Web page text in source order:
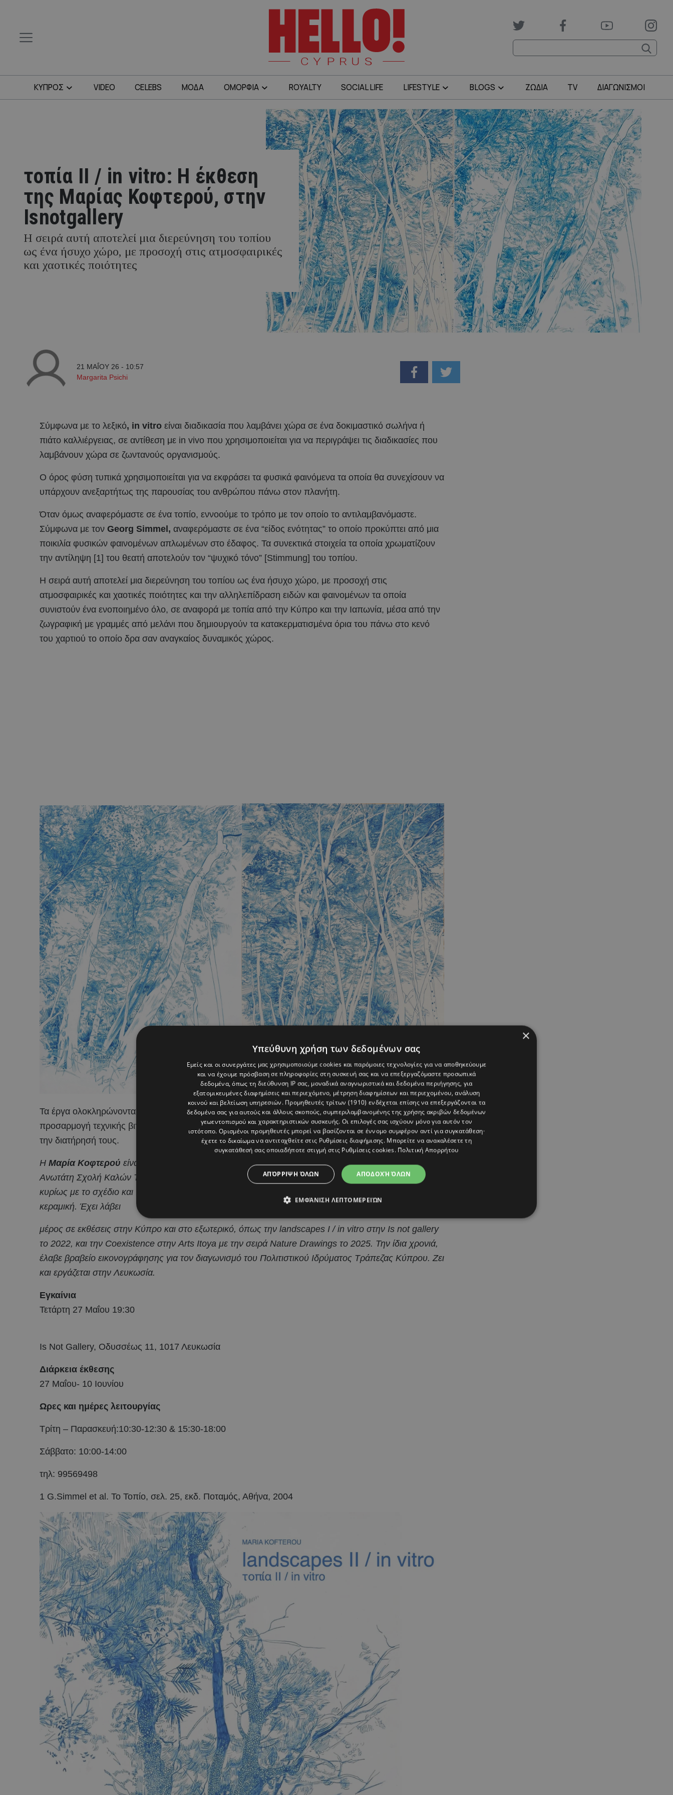
ΚΥΠΡΟΣ VIDEO CELEBS ΜΟΔΑ ΟΜΟΡΦΙΑ ROYALTY SOCIAL LIFE LIFESTYLE BLOGS ΖΩΔΙΑ TV ΔΙΑΓΩΝΙΣΜΟΙ
τοπία II / in vitro: H έκθεση
της Μαρίας Κοφτερού, στην
Isnotgallery
Η σειρά αυτή αποτελεί μια διερεύνηση του τοπίου
ως ένα ήσυχο χώρο, με προσοχή στις ατμοσφαιρικές
και χαοτικές ποιότητες
21 ΜΑΪ́ΟΥ 26 - 10:57
Margarita Psichi
Σύμφωνα με το λεξικό, in vitro είναι διαδικασία που λαμβάνει χώρα σε ένα δοκιμαστικό σωλήνα ή
πιάτο καλλιέργειας, σε αντίθεση με in vivo που χρησιμοποιείται για να περιγράψει τις διαδικασίες που
λαμβάνουν χώρα σε ζωντανούς οργανισμούς.
O όρος φύση τυπικά χρησιμοποιείται για να εκφράσει τα φυσικά φαινόμενα τα οποία θα συνεχίσουν να
υπάρχουν ανεξαρτήτως της παρουσίας του ανθρώπου πάνω στον πλανήτη.
Όταν όμως αναφερόμαστε σε ένα τοπίο, εννοούμε το τρόπο με τον οποίο το αντιλαμβανόμαστε.
Σύμφωνα με τον Georg Simmel, αναφερόμαστε σε ένα “είδος ενότητας” το οποίο προκύπτει από μια
ποικιλία φυσικών φαινομένων απλωμένων στο έδαφος. Τα συνεκτικά στοιχεία τα οποία χρωματίζουν
την αντίληψη [1] του θεατή αποτελούν τον “ψυχικό τόνο” [Stimmung] του τοπίου.
Η σειρά αυτή αποτελεί μια διερεύνηση του τοπίου ως ένα ήσυχο χώρο, με προσοχή στις
ατμοσφαιρικές και χαοτικές ποιότητες και την αλληλεπίδραση ειδών και φαινομένων τα οποία
συνιστούν ένα ενοποιημένο όλο, σε αναφορά με τοπία από την Κύπρο και την Ιαπωνία, μέσα από την
ζωγραφική με γραμμές από μελάνι που δημιουργούν τα κατακερματισμένα όρια του πάνω στο κενό
του χαρτιού το οποίο δρα σαν αναγκαίος δυναμικός χώρος.
Τα έργα ολοκληρώνονται μόνο όταν σφραγίζονται μέσα σε γυάλινες θήκες κατασκευασμένες με
προσαρμογή τεχνικής βιτρώ μικρής κλίμακας η οποία αναπτύχθηκε από τον Louis Comfort Tiﬀany, για
την διατήρησή τους.
Η Μαρία Κοφτερού είναι εικαστικός γεννημένη στην Κύπρο το 1986. Σπούδασε Ζωγραφική στην
Ανωτάτη Σχολή Καλών Τεχνών της Αθήνας και Φιλοσοφία στο Πανεπιστήμιο Κύπρου. Ασχολείται
κυρίως με το σχέδιο και πειραματίζεται με την υαλουργία, την εικονογράφηση, την τοιχογραφία και την
κεραμική. Έχει λάβει
μέρος σε εκθέσεις στην Κύπρο και στο εξωτερικό, όπως την landscapes I / in vitro στην Is not gallery
το 2022, και την Coexistence στην Arts Itoya με την σειρά Nature Drawings το 2025. Την ίδια χρονιά,
έλαβε βραβείο εικονογράφησης για τον διαγωνισμό του Πολιτιστικού Ιδρύματος Τράπεζας Κύπρου. Ζει
και εργάζεται στην Λευκωσία.
Eγκαίνια
Τετάρτη 27 Μαΐου 19:30
Is Not Gallery, Οδυσσέως 11, 1017 Λευκωσία
Διάρκεια έκθεσης
27 Μαΐου- 10 Ιουνίου
Ωρες και ημέρες λειτουργίας
Τρίτη – Παρασκευή:10:30-12:30 & 15:30-18:00
Σάββατο: 10:00-14:00
τηλ: 99569498
1 G.Simmel et al. Το Τοπίο, σελ. 25, εκδ. Ποταμός, Αθήνα, 2004
×
Υπεύθυνη χρήση των δεδομένων σας
Εμείς και οι συνεργάτες μας χρησιμοποιούμε cookies και παρόμοιες τεχνολογίες για να αποθηκεύουμε
και να έχουμε πρόσβαση σε πληροφορίες στη συσκευή σας και να επεξεργαζόμαστε προσωπικά
δεδομένα, όπως τη διεύθυνση IP σας, μοναδικά αναγνωριστικά και δεδομένα περιήγησης, για
εξατομικευμένες διαφημίσεις και περιεχόμενο, μέτρηση διαφημίσεων και περιεχομένου, ανάλυση
κοινού και βελτίωση υπηρεσιών. Προμηθευτές τρίτων (1910) ενδέχεται επίσης να επεξεργάζονται τα
δεδομένα σας για αυτούς και άλλους σκοπούς, συμπεριλαμβανομένης της χρήσης ακριβών δεδομένων
γεωεντοπισμού και χαρακτηριστικών συσκευής. Οι επιλογές σας ισχύουν μόνο για αυτόν τον
ιστότοπο. Ορισμένοι προμηθευτές μπορεί να βασίζονται σε έννομο συμφέρον αντί για συγκατάθεση·
έχετε το δικαίωμα να αντιταχθείτε στις Ρυθμίσεις διαφήμισης. Μπορείτε να ανακαλέσετε τη
συγκατάθεσή σας οποιαδήποτε στιγμή στις Ρυθμίσεις cookies. Πολιτική Απορρήτου
ΑΠΟΔΟΧΉ ΌΛΩΝ
ΑΠΌΡΡΙΨΗ ΌΛΩΝ
ΕΜΦΆΝΙΣΗ ΛΕΠΤΟΜΕΡΕΙΏΝ